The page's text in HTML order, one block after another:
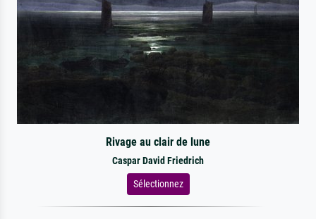
Rivage au clair de lune
Caspar David Friedrich
Sélectionnez